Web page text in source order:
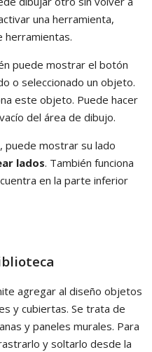
una herramienta,
herramientas.
puede mostrar el botón
o seleccionado un objeto.
este objeto. Puede hacer
del área de dibujo.
puede mostrar su lado
lados. También funciona
en la parte inferior
agregar al diseño objetos
y cubiertas. Se trata de
y paneles murales. Para
y soltarlo desde la